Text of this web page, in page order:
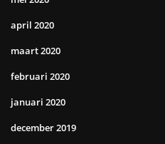
april 2020
maart 2020
februari 2020
januari 2020
december 2019